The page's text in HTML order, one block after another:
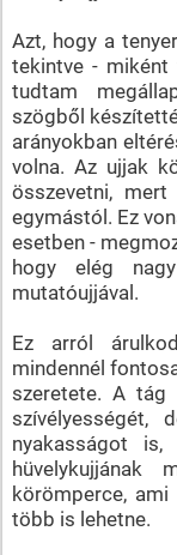
Azt, hogy a
tekintve - miként
tudtam
szögből
arányokban
volna. Az ujjak
összevetni,
egymástól. Ez
esetben -
hogy elég
mutatóujjával.
Ez arról
mindennél
szeretete. A tág
szívélyességét,
nyakasságot
hüvelykujjának
körömperce,
több is lehetne.